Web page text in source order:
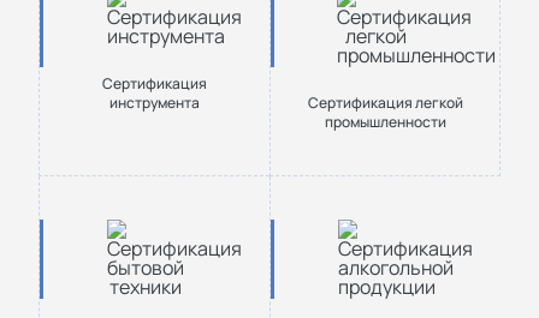
Сертификация
инструмента
Сертификация легкой
промышленности